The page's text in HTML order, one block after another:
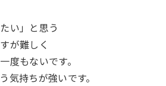
い」と思う
が難しく
度もないです。
持ちが強いです。